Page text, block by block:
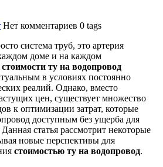
Нет комментариев 0 tags
система труб, это артерия
доме и на каждом
стоимости ту на водопровод
в условиях постоянно
реалий. Однако, вместо
цен, существует множество
к оптимизации затрат, которые
доступным без ущерба для
статья рассмотрит некоторые
новые перспективы для
стоимостью ту на водопровод.